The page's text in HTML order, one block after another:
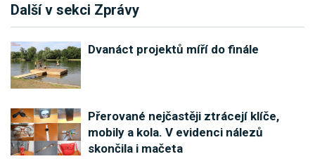
Další v sekci Zprávy
Dvanáct projektů míří do finále
Přerované nejčastěji ztrácejí klíče,
mobily a kola. V evidenci nálezů
skončila i mačeta